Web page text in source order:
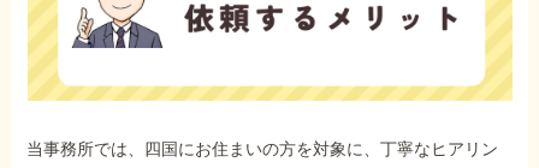
当事務所では、四国にお住まいの方を対象に、丁寧なヒアリン